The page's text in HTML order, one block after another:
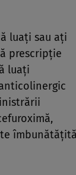
luaţi sau aţi
prescripţie
luaţi